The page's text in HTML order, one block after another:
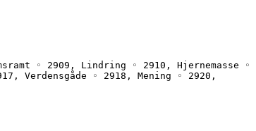
◦ 2909, Lindring ◦ 2910, Hjernemasse ◦
Verdensgåde ◦ 2918, Mening ◦ 2920,